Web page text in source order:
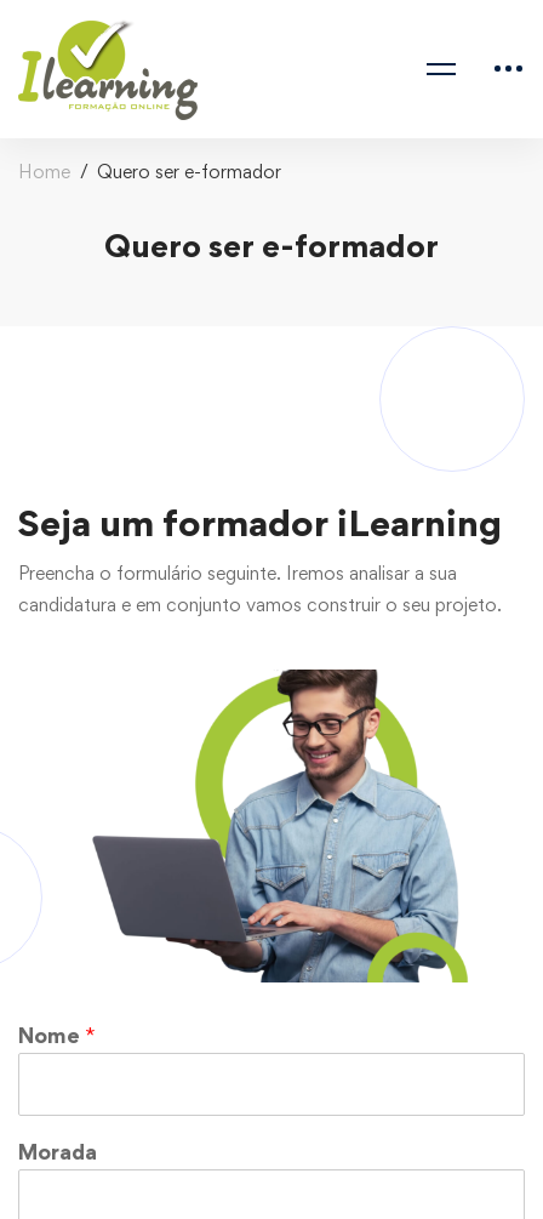
Home Quero ser e-formador
Quero ser e-formador
Seja um formador iLearning
Preencha o formulário seguinte. Iremos analisar a sua
candidatura e em conjunto vamos construir o seu projeto.
Nome *
Morada